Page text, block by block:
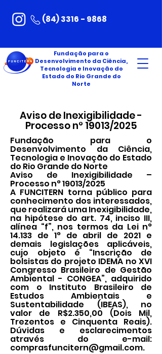
(84) 3316 - 9868
Fundação para o
Desenvolvimento da Ciência,
Tecnologia e Inovação do
Estado do Rio Grande do
Norte
Aviso de Inexigibilidade -
Processo n° 19013/2025
Fundação para o
Desenvolvimento da Ciência,
Tecnologia e Inovação do Estado
do Rio Grande do Norte
Aviso de Inexigibilidade –
Processo n° 19013/2025
A FUNCITERN torna público para
conhecimento dos interessados,
que realizará uma Inexigibilidade,
na hipótese do art. 74, inciso III,
alínea “f”, nos termos da Lei n°
14.133 de 1° de abril de 2021 e
demais legislações aplicáveis,
cujo objeto é “Inscrição de
bolsistas do projeto IDEMA no XVI
Congresso Brasileiro de Gestão
Ambiental - CONGEA”, adquirido
com o Instituto Brasileiro de
Estudos Ambientais e
Sustentabilidade (IBEAS), no
valor de R$2.350,00 (Dois Mil,
Trezentos e Cinquenta Reais).
Dúvidas e esclarecimentos
através do e-mail:
comprasfuncitern@gmail.com.